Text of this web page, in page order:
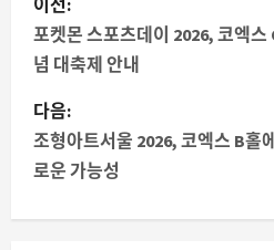
시
내
비
게
포켓몬 스포츠데이 2026, 코엑스
념 대축제 안내
다음:
조형아트서울 2026, 코엑스 B홀
로운 가능성